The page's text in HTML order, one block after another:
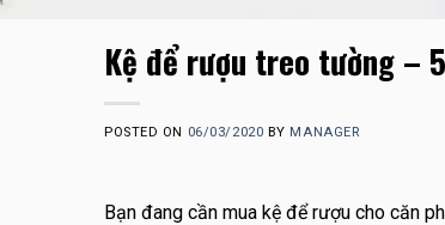
Kệ để rượu treo tường –
POSTED ON 06/03/2020 BY MANAGER
Bạn đang cần mua kệ để rượu cho căn